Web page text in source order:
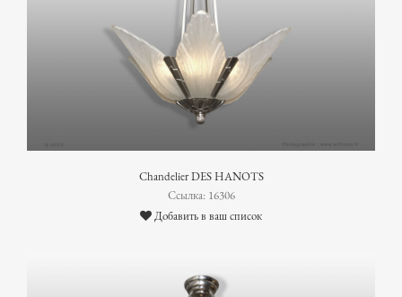
Chandelier DES HANOTS
Ссылка: 16306
Добавить в ваш список